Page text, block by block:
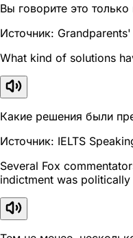
Вы говорите это
Источник:
What kind of solutions
Какие решения были
Источник: IELTS
Several Fox
indictment was